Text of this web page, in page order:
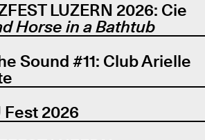
LUZERN 2026: Cie
Horse in a Bathtub
Sound #11: Club Arielle
Fest 2026